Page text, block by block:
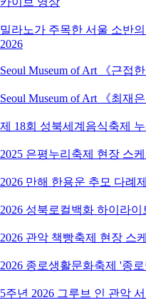
밀라노가 주목한 서울 소반
2026
Seoul Museum of Art 《근접
Seoul Museum of Art 《최재
제 18회 성북세계음식축제
2025 은평누리축제 현장 스케
2026 만해 한용운 추모 다례제
2026 성북로컬백화 하이라이
2026 관악 책빵축제 현장 스
2026 종로생활문화축제 '종
5주년 2026 그루브 인 관악